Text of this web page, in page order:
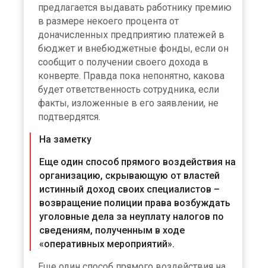
предлагается выдавать работнику премию
в размере некоего процента от
доначисленных предприятию платежей в
бюджет и внебюджетные фонды, если он
сообщит о получении своего дохода в
конверте. Правда пока непонятно, какова
будет ответственность сотрудника, если
факты, изложенные в его заявлении, не
подтвердятся.
На заметку
Еще один способ прямого воздействия на
организацию, скрывающую от властей
истинный доход своих специалистов –
возвращение полиции права возбуждать
уголовные дела за неуплату налогов по
сведениям, полученным в ходе
«оперативных мероприятий».